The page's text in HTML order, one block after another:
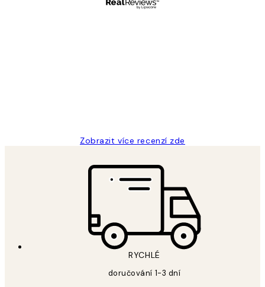
Zobrazit více recenzí zde
RYCHLÉ
doručování 1-3 dní